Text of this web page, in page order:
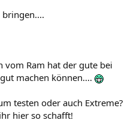
bringen....
vom Ram hat der gute bei
machen können....
testen oder auch Extreme?
hier so schafft!